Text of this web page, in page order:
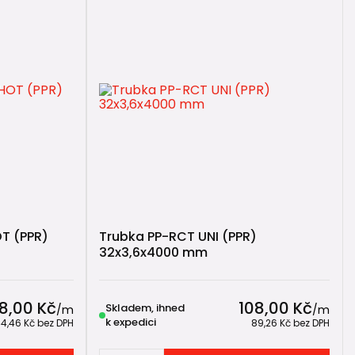
(PPR)
Kč/m
Kčbez DPH
Trubka PP-RCT UNI (PPR)
32x3,6x4000 mm
108,00 Kč/m
89,26 Kčbez DPH
Skladem, ihned
k expedici